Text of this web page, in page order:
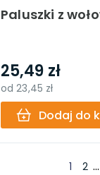
Paluszki z
25,49 zł
od23,45 zł
Dodaj do
1 2 ...